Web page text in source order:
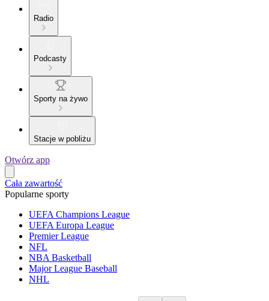
Radio
Podcasty
Sporty na żywo
Stacje w pobliżu
Otwórz app
Cała zawartość
Popularne sporty
UEFA Champions League
UEFA Europa League
Premier League
NFL
NBA Basketball
Major League Baseball
NHL